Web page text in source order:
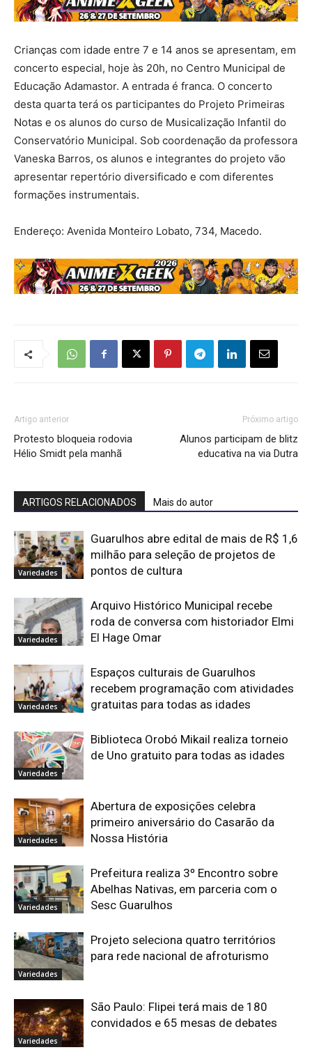
Crianças com idade entre 7 e 14 anos se apresentam, em
concerto especial, hoje às 20h, no Centro Municipal de
Educação Adamastor. A entrada é franca. O concerto
desta quarta terá os participantes do Projeto Primeiras
Notas e os alunos do curso de Musicalização Infantil do
Conservatório Municipal. Sob coordenação da professora
Vaneska Barros, os alunos e integrantes do projeto vão
apresentar repertório diversificado e com diferentes
formações instrumentais.
Endereço: Avenida Monteiro Lobato, 734, Macedo.
Artigo anterior
Protesto bloqueia rodovia
Hélio Smidt pela manhã
Próximo artigo
Alunos participam de blitz
educativa na via Dutra
ARTIGOS RELACIONADOS Mais do autor
Variedades
Guarulhos abre edital de mais de R$ 1,6
milhão para seleção de projetos de
pontos de cultura
Variedades
Arquivo Histórico Municipal recebe
roda de conversa com historiador Elmi
El Hage Omar
Variedades
Espaços culturais de Guarulhos
recebem programação com atividades
gratuitas para todas as idades
Variedades
Biblioteca Orobó Mikail realiza torneio
de Uno gratuito para todas as idades
Variedades
Abertura de exposições celebra
primeiro aniversário do Casarão da
Nossa História
Variedades
Prefeitura realiza 3º Encontro sobre
Abelhas Nativas, em parceria com o
Sesc Guarulhos
Variedades
Projeto seleciona quatro territórios
para rede nacional de afroturismo
Variedades
São Paulo: Flipei terá mais de 180
convidados e 65 mesas de debates